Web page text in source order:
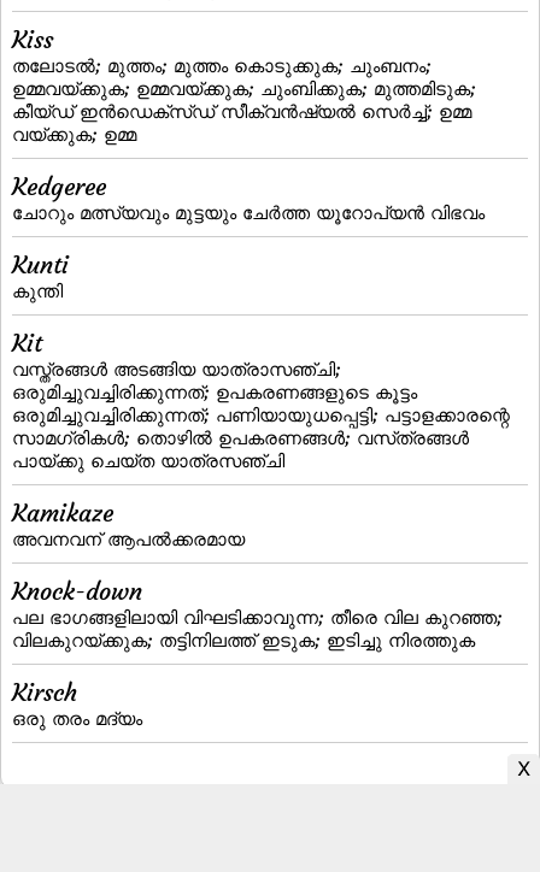
Kiss
തലോടല്‍; മുത്തം; മുത്തം കൊടുക്കുക; ചുംബനം;
ഉമ്മവയ്ക്കുക; ഉമ്മവയ്‌ക്കുക; ചുംബിക്കുക; മുത്തമിടുക;
കീയ്‌ഡ്‌ ഇന്‍ഡെക്‌സ്‌ഡ്‌ സീക്വന്‍ഷ്യല്‍ സെര്‍ച്ച്‌; ഉമ്മ
വയ്‌ക്കുക; ഉമ്മ
Kedgeree
ചോറും മത്സ്യവും മുട്ടയും ചേര്‍ത്ത യൂറോപ്യന്‍ വിഭവം
Kunti
കുന്തി
Kit
വസ്ത്രങ്ങള്‍ അടങ്ങിയ യാത്രാസഞ്ചി;
ഒരുമിച്ചുവച്ചിരിക്കുന്നത്‌; ഉപകരണങ്ങളുടെ കൂട്ടം
ഒരുമിച്ചുവച്ചിരിക്കുന്നത്‌; പണിയായുധപ്പെട്ടി; പട്ടാളക്കാരന്റെ
സാമഗ്രികള്‍; തൊഴില്‍ ഉപകരണങ്ങള്‍; വസ്‌ത്രങ്ങള്‍
പായ്‌ക്കു ചെയ്‌ത യാത്രസഞ്ചി
Kamikaze
അവനവന്‌ ആപല്‍ക്കരമായ
Knock-down
പല ഭാഗങ്ങളിലായി വിഘടിക്കാവുന്ന; തീരെ വില കുറഞ്ഞ;
വിലകുറയ്‌ക്കുക; തട്ടിനിലത്ത്‌ ഇടുക; ഇടിച്ചു നിരത്തുക
Kirsch
ഒരു തരം മദ്യം